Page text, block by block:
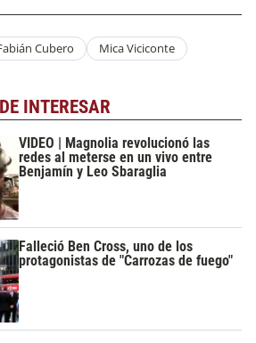
Cubero Mica Viciconte
INTERESAR
VIDEO | Magnolia revolucionó las
redes al meterse en un vivo entre
Benjamín y Leo Sbaraglia
Falleció Ben Cross, uno de los
protagonistas de "Carrozas de fuego"